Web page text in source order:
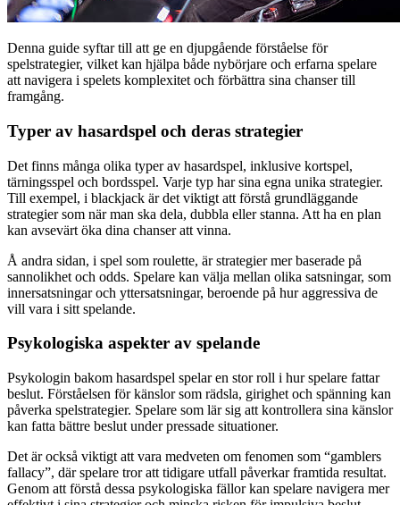
Denna guide syftar till att ge en djupgående förståelse för
spelstrategier, vilket kan hjälpa både nybörjare och erfarna spelare
att navigera i spelets komplexitet och förbättra sina chanser till
framgång.
Typer av hasardspel och deras strategier
Det finns många olika typer av hasardspel, inklusive kortspel,
tärningsspel och bordsspel. Varje typ har sina egna unika strategier.
Till exempel, i blackjack är det viktigt att förstå grundläggande
strategier som när man ska dela, dubbla eller stanna. Att ha en plan
kan avsevärt öka dina chanser att vinna.
Å andra sidan, i spel som roulette, är strategier mer baserade på
sannolikhet och odds. Spelare kan välja mellan olika satsningar, som
innersatsningar och yttersatsningar, beroende på hur aggressiva de
vill vara i sitt spelande.
Psykologiska aspekter av spelande
Psykologin bakom hasardspel spelar en stor roll i hur spelare fattar
beslut. Förståelsen för känslor som rädsla, girighet och spänning kan
påverka spelstrategier. Spelare som lär sig att kontrollera sina känslor
kan fatta bättre beslut under pressade situationer.
Det är också viktigt att vara medveten om fenomen som “gamblers
fallacy”, där spelare tror att tidigare utfall påverkar framtida resultat.
Genom att förstå dessa psykologiska fällor kan spelare navigera mer